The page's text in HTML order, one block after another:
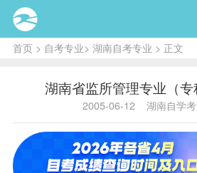
首页> 自考专业> 湖南自考专业 > 正文
湖南省监所管理专业（
2005-06-12 湖南自学